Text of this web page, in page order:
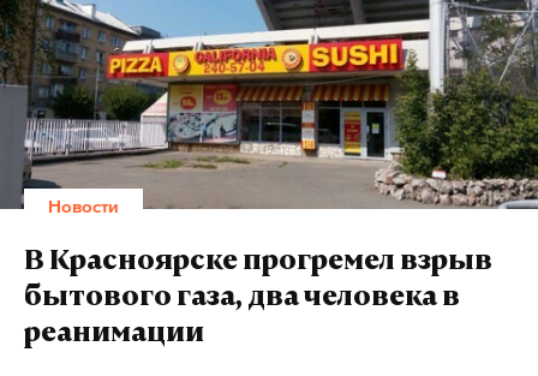
А еще мы есть в
Telegram,ДзениVK .
Макс Telegram
Дзен VK
Новости
В Красноярске прогремел взрыв
бытового газа, два человека в
реанимации